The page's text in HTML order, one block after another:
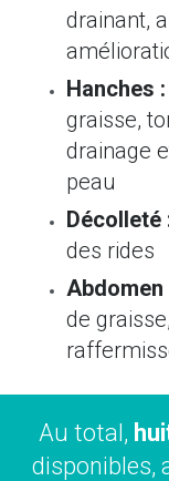
drainant,
Hanches :
graisse,
drainage
peau
Décolleté
des rides
de
Au total,
disponibles,